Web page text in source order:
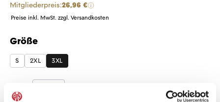
Mitgliederpreis:26,96 €
Preise inkl. MwSt. zzgl. Versandkosten
Größe
auswählen
S 2XL 3XL
Produkt Anzahl: Gib den gewünschten